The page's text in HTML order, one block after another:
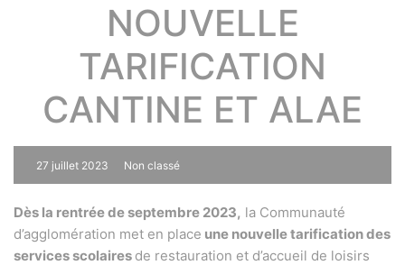
NOUVELLE
TARIFICATION
CANTINE ET ALAE
27 juillet 2023 Non classé
Dès la rentrée de septembre 2023, la Communauté
d’agglomération met en place une nouvelle tarification des
services scolaires de restauration et d’accueil de loisirs